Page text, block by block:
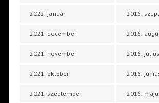
2022. január
2021. december
2021. november
2021. október
2021. szeptember
2016.
2016.
2016. július
2016.
2016.